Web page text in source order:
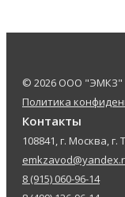
© 2026 ООО "ЭМКЗ"
Политика
Контакты
108841, г. Москва,
8 (915) 060-96-14